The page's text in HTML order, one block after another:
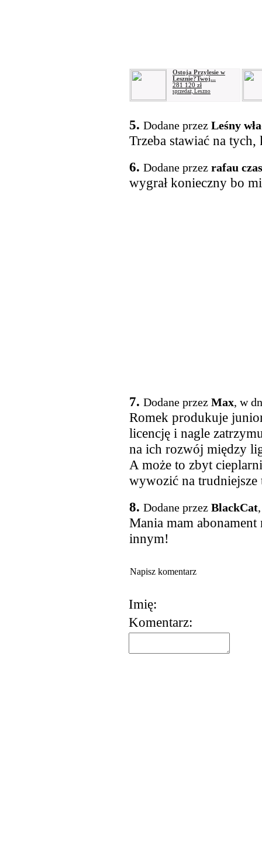
Ostoja Przylesie w
Lesznie?Twoj...
281 120 zł
sprzedaż, Leszno
5. Dodane przez Leśny
Trzeba stawiać na
6. Dodane przez rafau
wygrał konieczny bo
7. Dodane przez Max, w
Romek produkuje
licencję i nagle
na ich rozwój między
A może to zbyt
wywozić na trudniejsze
8. Dodane przez BlackCat
Mania mam
innym!
Napisz komentarz
Imię:
Komentarz: